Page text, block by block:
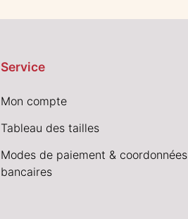
Service
Mon compte
Tableau des tailles
Modes de paiement & coordonnées
bancaires